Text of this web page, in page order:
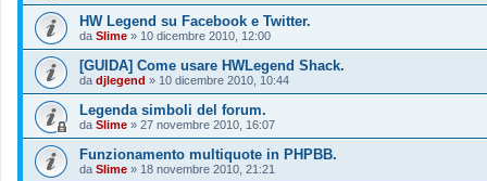
HW Legend su Facebook e Twitter.
da Slime » 10 dicembre 2010, 12:00
[GUIDA] Come usare HWLegend Shack.
da djlegend » 10 dicembre 2010, 10:44
Legenda simboli del forum.
da Slime » 27 novembre 2010, 16:07
Funzionamento multiquote in PHPBB.
da Slime » 18 novembre 2010, 21:21